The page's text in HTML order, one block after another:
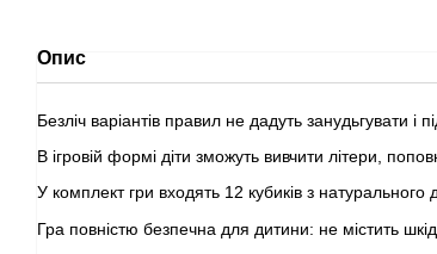
Опис
Безліч варіантів правил не дадуть занудьгувати і
В ігровій формі діти зможуть вивчити літери,
У комплект гри входять 12 кубиків з натурального
Гра повністю безпечна для дитини: не містить